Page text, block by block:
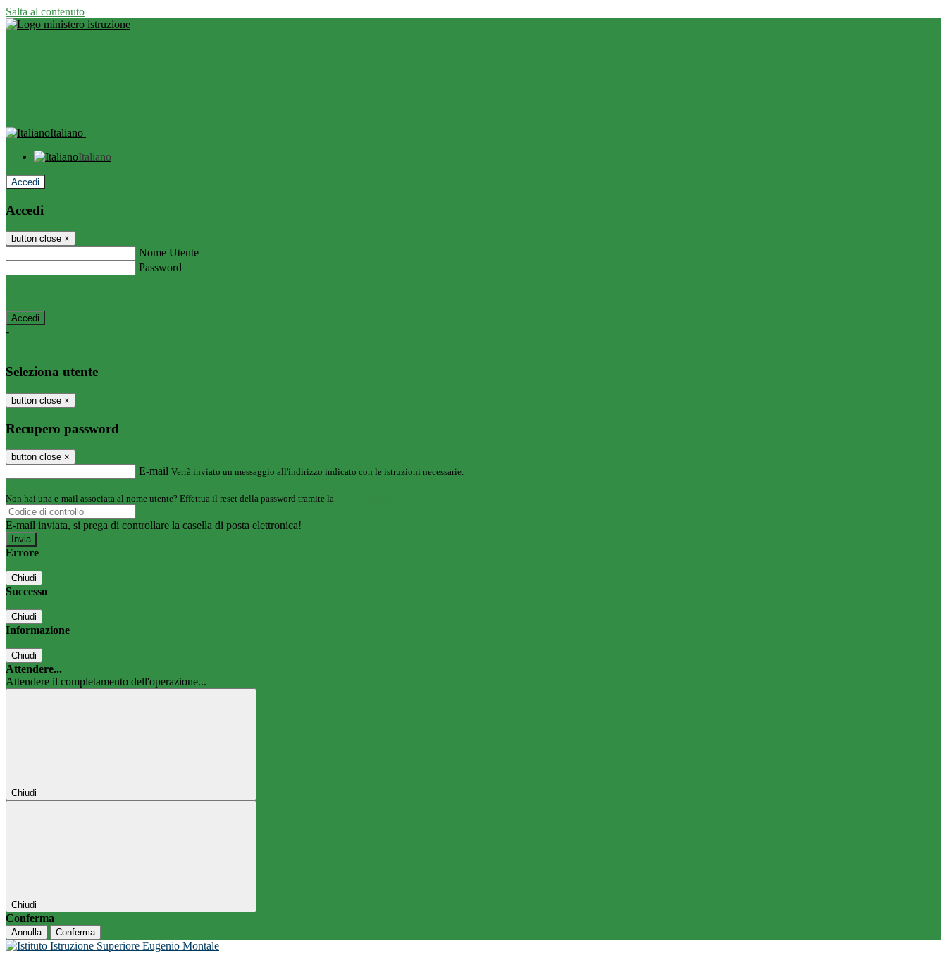
Salta al contenuto
Italiano
Italiano
Accedi
Accedi
button close ×
Nome Utente
Password
-
Seleziona utente
button close ×
Recupero password
button close ×
E-mail Verrà inviato un messaggio all'indirizzo indicato con le istruzioni necessarie.
Non hai una e-mail associata al nome utente? Effettua il reset della password tramite la
E-mail inviata, si prega di controllare la casella di posta elettronica!
Errore
Chiudi
Successo
Chiudi
Informazione
Chiudi
Attendere...
Attendere il completamento dell'operazione...
Chiudi
Chiudi
Conferma
Annulla Conferma